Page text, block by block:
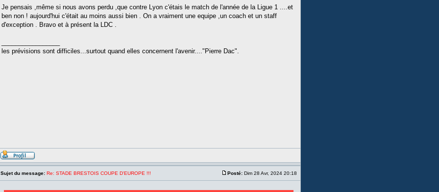
Je pensais ,même si nous avons perdu ,que contre Lyon c'étais le match de l'année de la Ligue 1 ....et
ben non ! aujourd'hui c'était au moins aussi bien . On a vraiment une equipe ,un coach et un staff
d'exception . Bravo et à présent la LDC .
les prévisions sont difficiles...surtout quand elles concernent l'avenir...."Pierre Dac".
Sujet du message: Re: STADE BRESTOIS COUPE D'EUROPE !!! Posté: Dim 28 Avr, 2024 20:18